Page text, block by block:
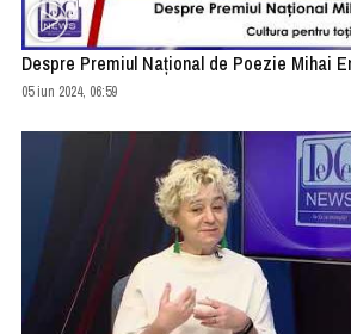
Despre Premiul Național de Poezie Mihai
05 iun 2024, 06:59